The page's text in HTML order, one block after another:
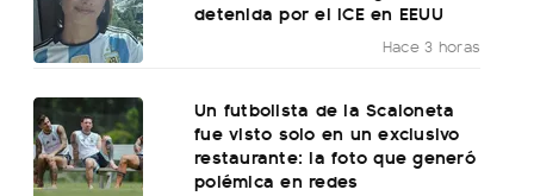
detenida por el ICE en EEUU
Hace 3 horas
Un futbolista de la Scaloneta
fue visto solo en un exclusivo
restaurante: la foto que generó
polémica en redes